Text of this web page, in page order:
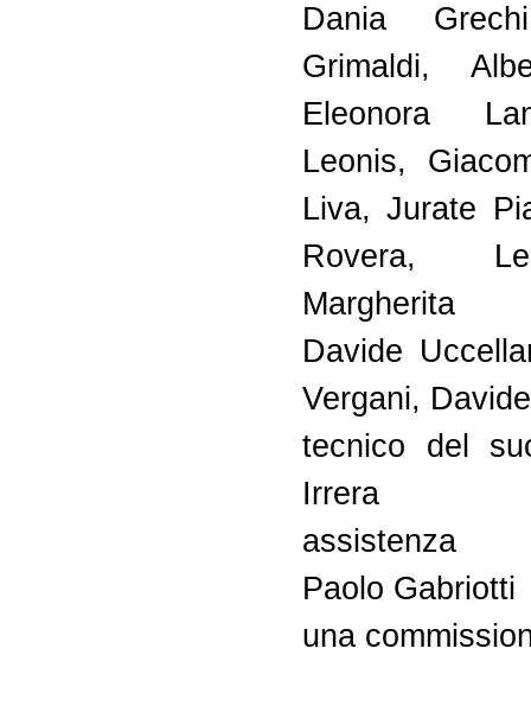
Dania
Grimaldi,
Eleonora
Leonis,
Liva, Jurate
Rovera,
Margherita
Davide
Vergani,
tecnico del
Irrera
assistenza
Paolo Gabriotti
una